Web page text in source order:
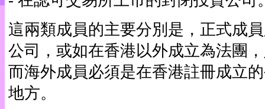
這兩類成員的主要分別是，正式成
公司，或如在香港以外成立為法團
而海外成員必須是在香港註冊成立
地方。